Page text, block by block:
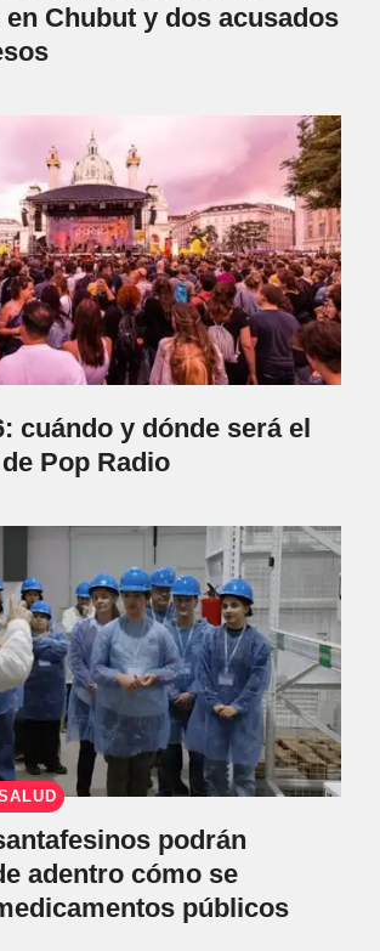
Chubut y dos acusados
cuándo y dónde será el
Pop Radio
podrán
adentro cómo se
públicos